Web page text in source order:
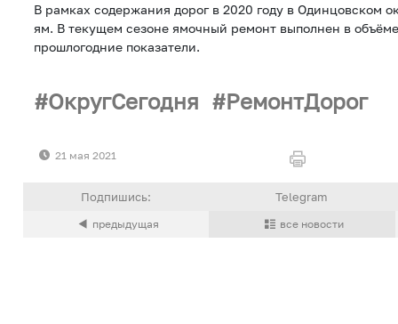
В рамках содержания дорог в 2020 году в Одинцовском
ям. В текущем сезоне ямочный ремонт выполнен в
прошлогодние показатели.
ОкругСегодня РемонтДорог
21 мая 2021